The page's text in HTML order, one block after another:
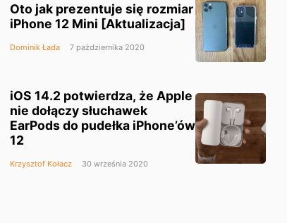
Oto jak prezentuje się rozmiar
iPhone 12 Mini [Aktualizacja]
Dominik Łada 7 października 2020
iOS 14.2 potwierdza, że Apple
nie dołączy słuchawek
EarPods do pudełka iPhone’ów
12
Krzysztof Kołacz 30 września 2020